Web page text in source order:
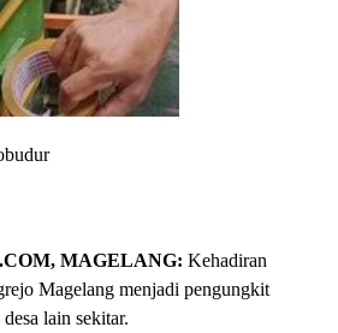
MAGELANG: Kehadiran
Magelang menjadi pengungkit
lain sekitar.